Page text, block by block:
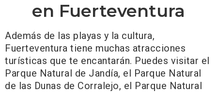
en Fuerteventura
Además de las playas y la cultura,
Fuerteventura tiene muchas atracciones
turísticas que te encantarán. Puedes visitar el
Parque Natural de Jandía, el Parque Natural
de las Dunas de Corralejo, el Parque Natural